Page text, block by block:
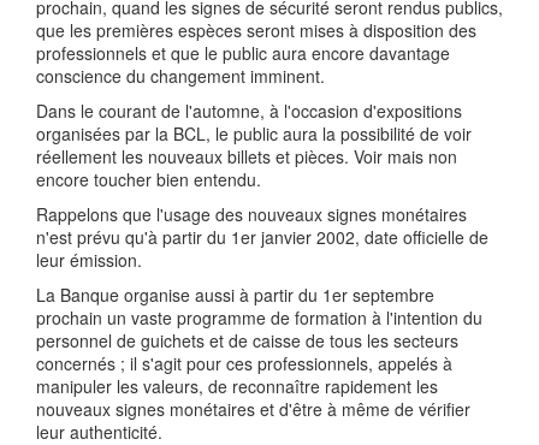
prochain, quand les signes de sécurité seront rendus publics,
que les premières espèces seront mises à disposition des
professionnels et que le public aura encore davantage
conscience du changement imminent.
Dans le courant de l'automne, à l'occasion d'expositions
organisées par la BCL, le public aura la possibilité de voir
réellement les nouveaux billets et pièces. Voir mais non
encore toucher bien entendu.
Rappelons que l'usage des nouveaux signes monétaires
n'est prévu qu'à partir du 1er janvier 2002, date officielle de
leur émission.
La Banque organise aussi à partir du 1er septembre
prochain un vaste programme de formation à l'intention du
personnel de guichets et de caisse de tous les secteurs
concernés ; il s'agit pour ces professionnels, appelés à
manipuler les valeurs, de reconnaître rapidement les
nouveaux signes monétaires et d'être à même de vérifier
leur authenticité.